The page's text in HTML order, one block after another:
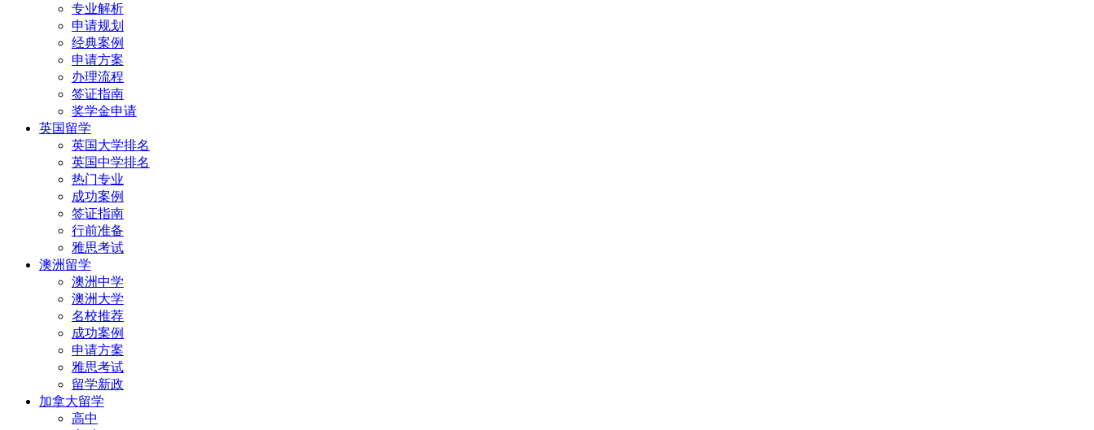
专业解析
申请规划
经典案例
申请方案
办理流程
签证指南
奖学金申请
英国留学
英国大学排名
英国中学排名
热门专业
成功案例
签证指南
行前准备
雅思考试
澳洲留学
澳洲中学
澳洲大学
名校推荐
成功案例
申请方案
雅思考试
留学新政
加拿大留学
高中